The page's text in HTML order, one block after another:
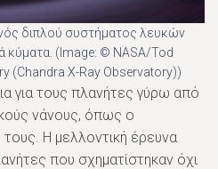
διπλού συστήματος λευκών
κύματα. (Image: © NASA/Tod
(Chandra X-Ray Observatory))
για τους πλανήτες γύρω από
νάνους, όπως ο
τους. Η μελλοντική έρευνα
που σχηματίστηκαν όχι